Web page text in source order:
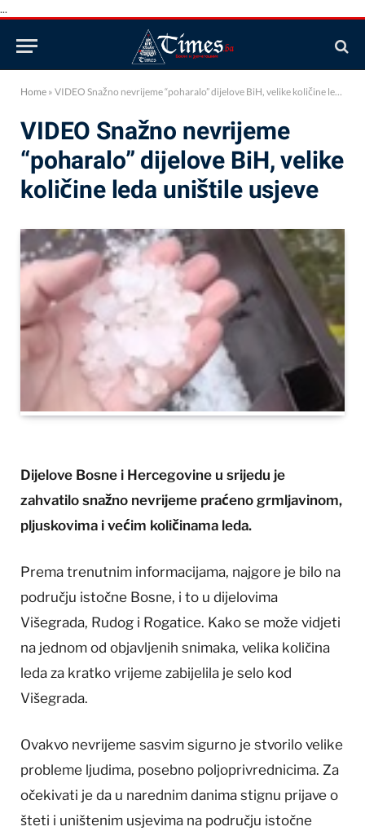
...
Home » VIDEO Snažno nevrijeme “poharalo” dijelove BiH, velike količine leda uništile usjeve
VIDEO Snažno nevrijeme
“poharalo” dijelove BiH, velike
količine leda uništile usjeve
Dijelove Bosne i Hercegovine u srijedu je
zahvatilo snažno nevrijeme praćeno grmljavinom,
pljuskovima i većim količinama leda.
Prema trenutnim informacijama, najgore je bilo na
području istočne Bosne, i to u dijelovima
Višegrada, Rudog i Rogatice. Kako se može vidjeti
na jednom od objavljenih snimaka, velika količina
leda za kratko vrijeme zabijelila je selo kod
Višegrada.
Ovakvo nevrijeme sasvim sigurno je stvorilo velike
probleme ljudima, posebno poljoprivrednicima. Za
očekivati je da u narednim danima stignu prijave o
šteti i uništenim usjevima na području istočne